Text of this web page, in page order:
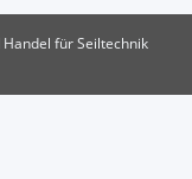
Handel für Seiltechnik